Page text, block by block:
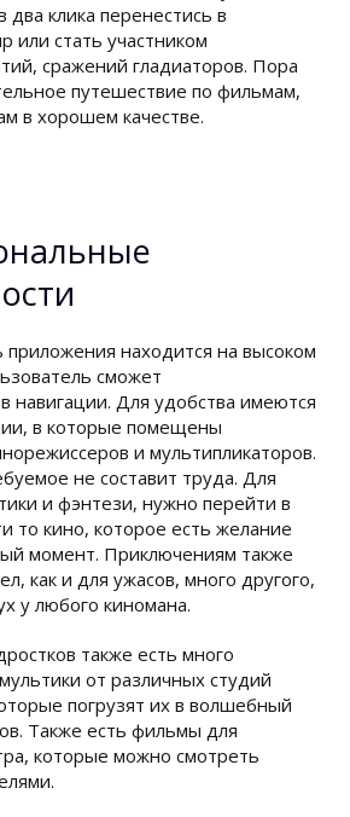
клика перенестись в
или стать участником
сражений гладиаторов. Пора
путешествие по фильмам,
в хорошем качестве.
находится на высоком
сможет
навигации. Для удобства имеются
в которые помещены
и мультипликаторов.
не составит труда. Для
и фэнтези, нужно перейти в
то кино, которое есть желание
момент. Приключениям также
как и для ужасов, много другого,
у любого киномана.
также есть много
от различных студий
погрузят их в волшебный
Также есть фильмы для
которые можно смотреть